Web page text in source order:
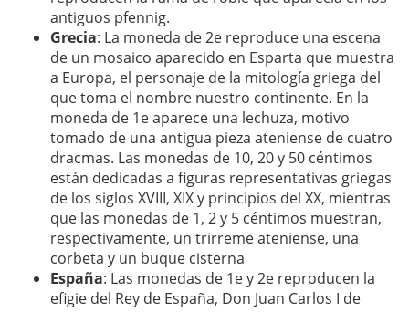
antiguos pfennig.
Grecia: La moneda de 2e reproduce una escena
de un mosaico aparecido en Esparta que muestra
a Europa, el personaje de la mitología griega del
que toma el nombre nuestro continente. En la
moneda de 1e aparece una lechuza, motivo
tomado de una antigua pieza ateniense de cuatro
dracmas. Las monedas de 10, 20 y 50 céntimos
están dedicadas a figuras representativas griegas
de los siglos XVIII, XIX y principios del XX, mientras
que las monedas de 1, 2 y 5 céntimos muestran,
respectivamente, un trirreme ateniense, una
corbeta y un buque cisterna
España: Las monedas de 1e y 2e reproducen la
efigie del Rey de España, Don Juan Carlos I de